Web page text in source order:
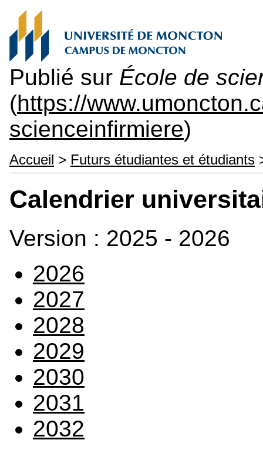
Publié sur École de
(https://
scienceinfirmiere)
Accueil > Futurs étudiantes et étudiants
Calendrier
Version : 2025 - 2026
2026
2027
2028
2029
2030
2031
2032